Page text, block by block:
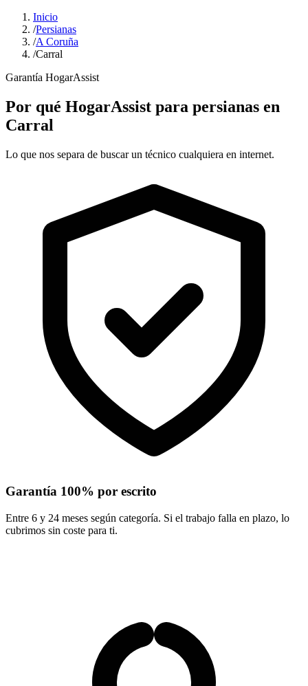
Inicio
/Persianas
/A Coruña
/Carral
Garantía HogarAssist
Por qué HogarAssist para persianas en
Carral
Lo que nos separa de buscar un técnico cualquiera en internet.
Garantía 100% por escrito
Entre 6 y 24 meses según categoría. Si el trabajo falla en plazo, lo
cubrimos sin coste para ti.